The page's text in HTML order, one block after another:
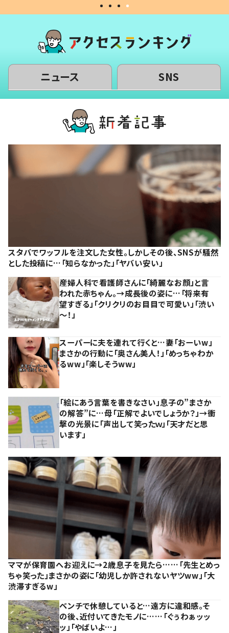
ニュース SNS
スタバでワッフルを注文した女性。しかしその後、SNSが騒然
とした投稿に…「知らなかった」「ヤバい安い」
産婦人科で看護師さんに「綺麗なお顔」と言
われた赤ちゃん。→成長後の姿に…「将来有
望すぎる」「クリクリのお目目で可愛い」「渋い
～！」
スーパーに夫を連れて行くと…妻「おーいw」
まさかの行動に「奥さん美人！」「めっちゃわか
るww」「楽しそうww」
「絵にあう言葉を書きなさい」息子の”まさか
の解答”に…母「正解でよいでしょうか？」→衝
撃の光景に「声出して笑ったｗ」「天才だと思
います」
ママが保育園へお迎えに→2歳息子を見たら……「先生とめっ
ちゃ笑った」まさかの姿に「幼児しか許されないヤツww」「大
渋滞すぎるw」
ベンチで休憩していると…遠方に違和感。そ
の後、近付いてきたモノに……「ぐぅわぁッッ
ッ」「やばいよ…」